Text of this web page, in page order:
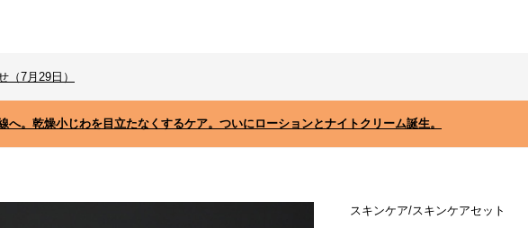
（7月29日）
へ。乾燥小じわを目立たなくするケア。ついにローションとナイトクリーム誕生。
スキンケア/スキンケアセット